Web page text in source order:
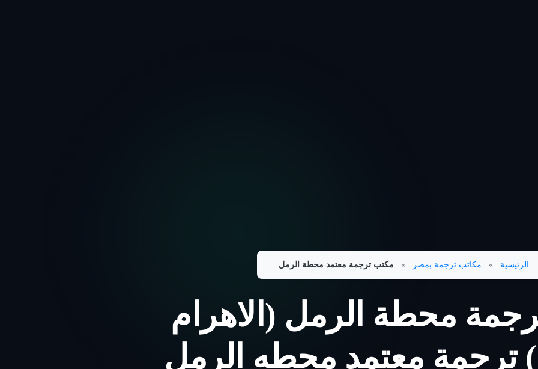
الرئيسية » مكاتب ترجمة بمصر » مكتب ترجمة معتمد محطة الرمل
محطة الرمل (الاهرام
ترجمة معتمد محطه الرمل